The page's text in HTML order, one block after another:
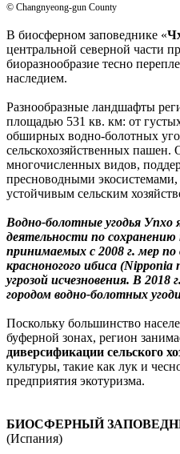
© Changnyeong-gun County
В биосферном заповеднике «
центральной северной части
биоразнообразие тесно
наследием.
Разнообразные ландшафты
площадью 531 кв. км: от
обширных водно-болотных
сельскохозяйственных пашен.
многочисленных видов,
пресноводными
устойчивым сельским
Водно-болотные угодья
деятельности по
принимаемых с 2008 г. мер
красноногого ибиса
угрозой исчезновения. В 2018
городом водно-болотных
Поскольку большинство
буферной зонах, регион
диверсификации сельского
культуры, такие как лук и
предприятия экотуризма.
БИОСФЕРНЫЙ
(Испания)